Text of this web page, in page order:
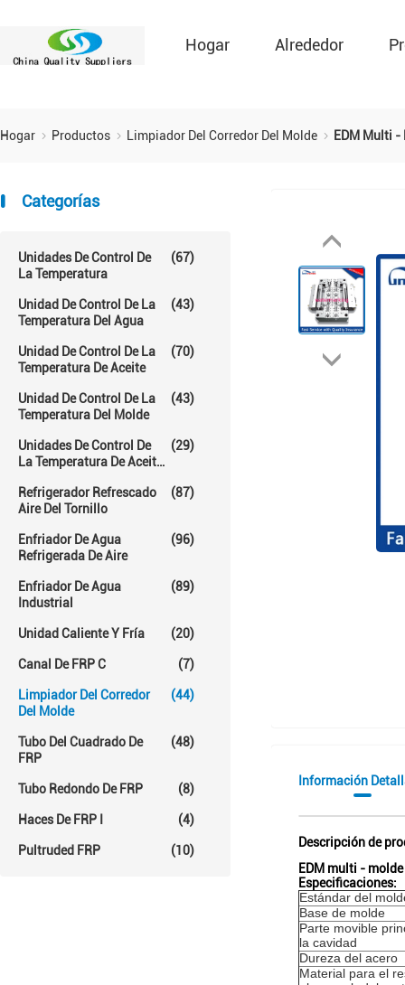
Hogar Alrededor
Hogar Productos Limpiador Del Corredor Del Molde EDM Multi -
Categorías
Unidades De Control De
La Temperatura
(67)
Unidad De Control De La
Temperatura Del Agua
(43)
Unidad De Control De La
Temperatura De Aceite
(70)
Unidad De Control De La
Temperatura Del Molde
(43)
Unidades De Control De
La Temperatura De Aceite
(29)
Refrigerador Refrescado
Aire Del Tornillo
(87)
Enfriador De Agua
Refrigerada De Aire
(96)
Enfriador De Agua
Industrial
(89)
Unidad Caliente Y Fría (20)
Canal De FRP C (7)
Limpiador Del Corredor
Del Molde
(44)
Tubo Del Cuadrado De
FRP
(48)
Tubo Redondo De FRP (8)
Haces De FRP I (4)
Pultruded FRP (10)
Información
Descripción de
EDM multi -
Especificaciones:
Estándar del
Base de molde
Parte movible
la cavidad
Dureza del acero
Material para el